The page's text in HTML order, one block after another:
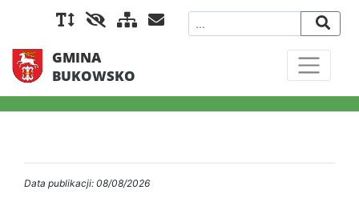
GMINA
BUKOWSKO
Data publikacji: 08/08/2026